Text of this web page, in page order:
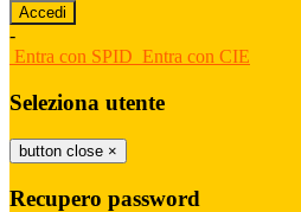
-
Entra con SPID Entra con CIE
Seleziona utente
button close ×
Recupero password